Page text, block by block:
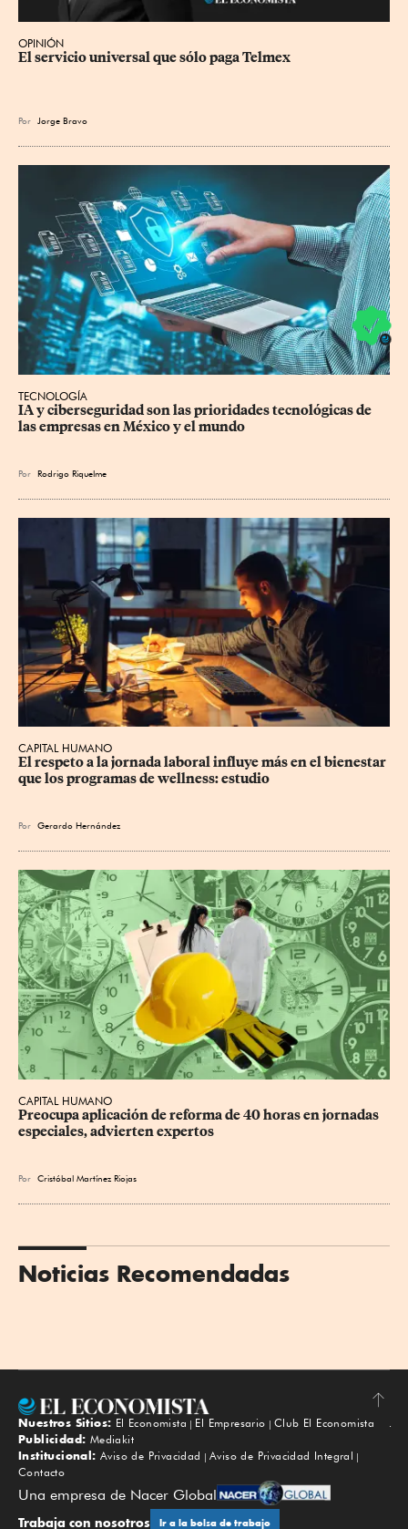
OPINIÓN
El servicio universal que sólo paga Telmex
Por Jorge Bravo
TECNOLOGÍA
IA y ciberseguridad son las prioridades tecnológicas de
las empresas en México y el mundo
Por Rodrigo Riquelme
CAPITAL HUMANO
El respeto a la jornada laboral influye más en el bienestar
que los programas de wellness: estudio
Por Gerardo Hernández
CAPITAL HUMANO
Preocupa aplicación de reforma de 40 horas en jornadas
especiales, advierten expertos
Por Cristóbal Martínez Riojas
Noticias Recomendadas
Subir
Nuestros Sitios: El Economista El Empresario
Club El Economista
Publicidad: Mediakit
Institucional: Aviso de Privacidad
Aviso de Privacidad Integral
Contacto
Una empresa de Nacer Global
Trabaja con nosotros Ir a la bolsa de trabajo